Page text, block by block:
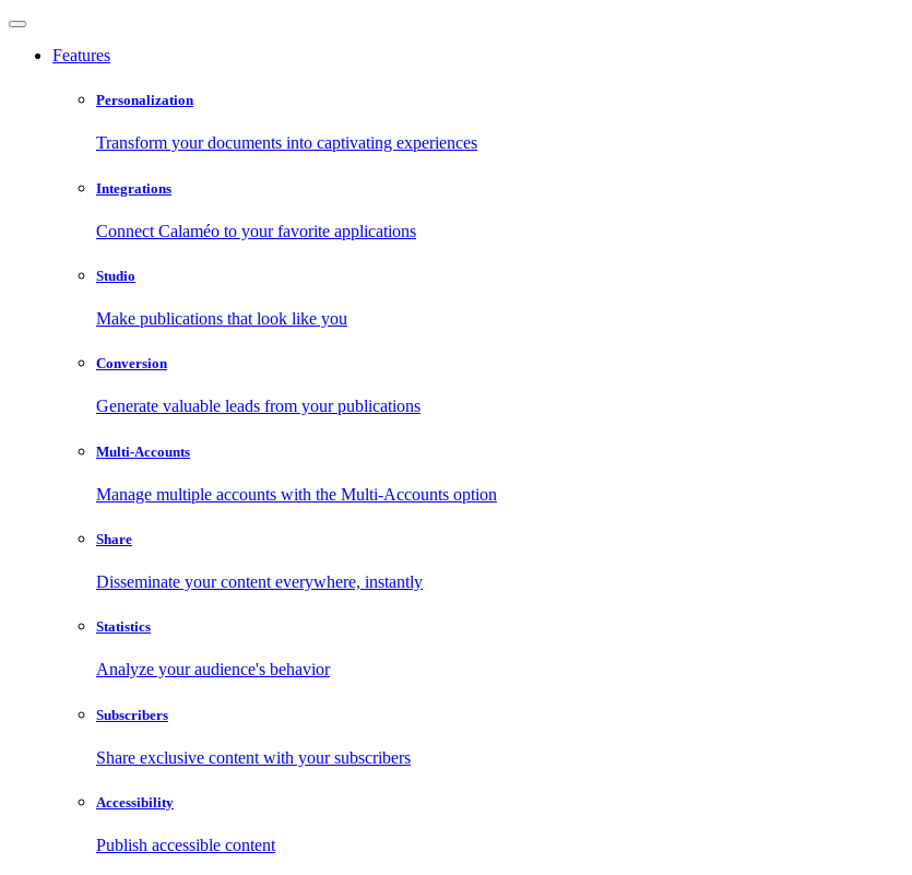
Features
Personalization
Transform your documents into captivating experiences
Integrations
Connect Calaméo to your favorite applications
Studio
Make publications that look like you
Conversion
Generate valuable leads from your publications
Multi-Accounts
Manage multiple accounts with the Multi-Accounts option
Share
Disseminate your content everywhere, instantly
Statistics
Analyze your audience's behavior
Subscribers
Share exclusive content with your subscribers
Accessibility
Publish accessible content